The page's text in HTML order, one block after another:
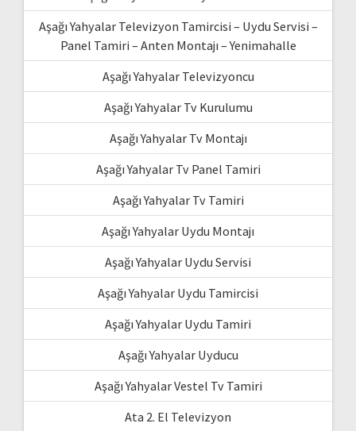
Aşağı Yahyalar Televizyon Tamircisi – Uydu Servisi –
Panel Tamiri – Anten Montajı – Yenimahalle
Aşağı Yahyalar Televizyoncu
Aşağı Yahyalar Tv Kurulumu
Aşağı Yahyalar Tv Montajı
Aşağı Yahyalar Tv Panel Tamiri
Aşağı Yahyalar Tv Tamiri
Aşağı Yahyalar Uydu Montajı
Aşağı Yahyalar Uydu Servisi
Aşağı Yahyalar Uydu Tamircisi
Aşağı Yahyalar Uydu Tamiri
Aşağı Yahyalar Uyducu
Aşağı Yahyalar Vestel Tv Tamiri
Ata 2. El Televizyon